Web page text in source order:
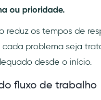
ou prioridade.
reduz os tempos de
problema seja
desde o início.
fluxo de trabalho